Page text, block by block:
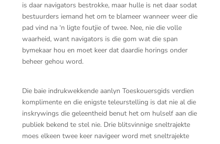
is daar navigators bestrokke, maar hulle is net daar sodat
bestuurders iemand het om te blameer wanneer weer die
pad vind na ‘n ligte foutjie of twee. Nee, nie die volle
waarheid, want navigators is die gom wat die span
bymekaar hou en moet keer dat daardie horings onder
beheer gehou word.
Die baie indrukwekkende aanlyn Toeskouersgids verdien
komplimente en die enigste teleurstelling is dat nie al die
inskrywings die geleentheid benut het om hulself aan die
publiek bekend te stel nie. Drie blitsvinnige sneltrajekte
moes elkeen twee keer navigeer word met sneltrajekte